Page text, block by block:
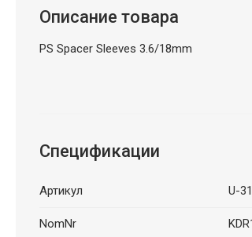
Описание товара
PS Spacer Sleeves 3.6/18mm
Спецификации
Артикул U-
NomNr